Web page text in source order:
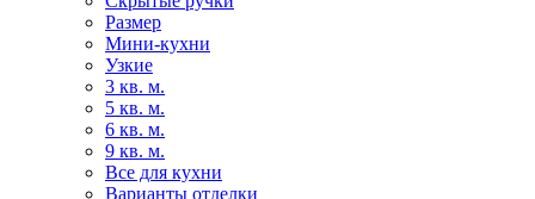
Размер
Мини-кухни
Узкие
3 кв. м.
5 кв. м.
6 кв. м.
9 кв. м.
Все для кухни
Варианты отделки